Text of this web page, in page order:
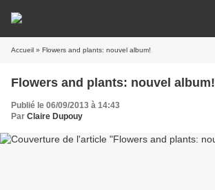
Accueil » Flowers and plants: nouvel album!
Flowers and plants: nouvel album!
Publié le 06/09/2013 à 14:43
Par Claire Dupouy